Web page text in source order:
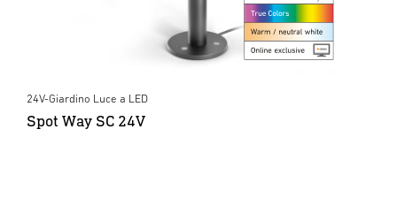
24V-Giardino Luce a LED
Spot Way SC 24V